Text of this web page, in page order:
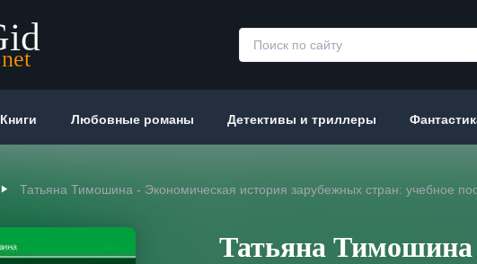
Книги Любовные романы Детективы и триллеры
Татьяна Тимошина - Экономическая история зарубежных стран: учебное
Татьяна Тимошина